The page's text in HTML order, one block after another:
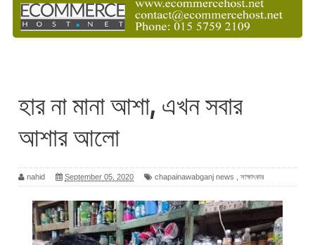
হার না মানা আশা, এখন সবার
আশার আলো
nahid September 05, 2020 chapainawabganj news সাক্ষাৎকার